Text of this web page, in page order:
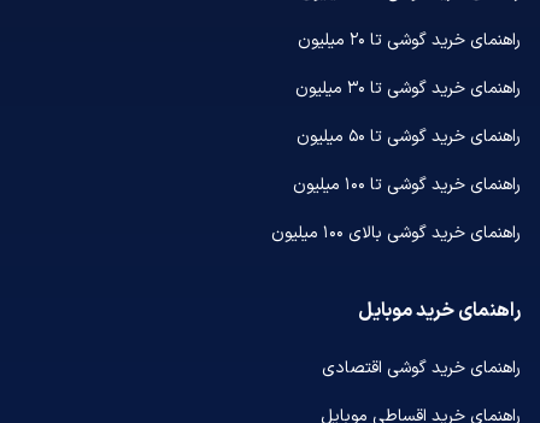
راهنمای خرید گوشی تا ۲۰ میلیون
راهنمای خرید گوشی تا ۳۰ میلیون
راهنمای خرید گوشی تا ۵۰ میلیون
راهنمای خرید گوشی تا ۱۰۰ میلیون
راهنمای خرید گوشی بالای ۱۰۰ میلیون
راهنمای خرید موبایل
راهنمای خرید گوشی اقتصادی
راهنمای خرید اقساطی موبایل